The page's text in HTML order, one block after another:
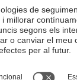
i
i la
Sala